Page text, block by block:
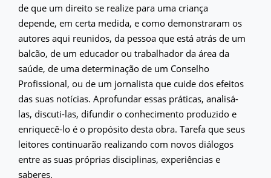
de que um direito se realize para uma criança
depende, em certa medida, e como demonstraram os
autores aqui reunidos, da pessoa que está atrás de um
balcão, de um educador ou trabalhador da área da
saúde, de uma determinação de um Conselho
Profissional, ou de um jornalista que cuide dos efeitos
das suas notícias. Aprofundar essas práticas, analisá-
las, discuti-las, difundir o conhecimento produzido e
enriquecê-lo é o propósito desta obra. Tarefa que seus
leitores continuarão realizando com novos diálogos
entre as suas próprias disciplinas, experiências e
saberes.